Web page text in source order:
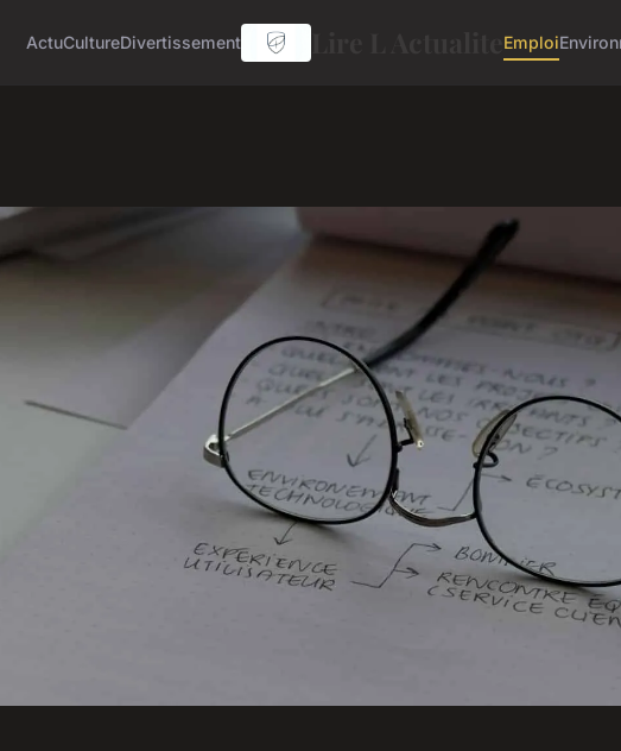
ActuCultureDivertissement Emploi